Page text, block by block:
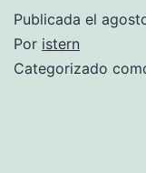
Publicada el
Por istern
Categorizado